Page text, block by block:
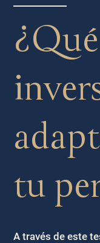
tu
A través de este